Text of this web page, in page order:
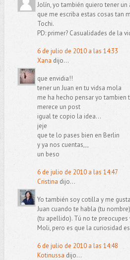
Jolín, yo también quiero tener
que me escriba estas cosas tan
Tochi.
PD: primer? Casualidades de la
6 de julio de 2010 a las 14:33
Xana dijo...
que envidia!!
tener un Juan en tu vidsa mola
me ha hecho pensar yo tambien
merece un post
igual te copio la idea...
jeje
que te lo pases bien en Berlin
y ya nos cuentas,,,
un beso
6 de julio de 2010 a las 14:47
Cristina dijo...
Yo también soy cotilla y me
Juan cuando te habla (tu
(tu apellido). Tú no te
Moli, pero es que la curiosidad
6 de julio de 2010 a las 14:48
Kotinussa dijo...